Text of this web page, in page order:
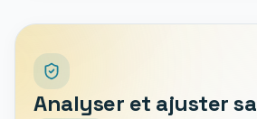
Analyser et ajuster sa